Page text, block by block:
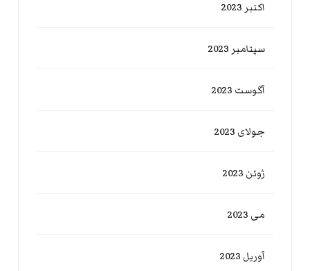
اکتبر 2023
سپتامبر 2023
آگوست 2023
جولای 2023
ژوئن 2023
می 2023
آوریل 2023